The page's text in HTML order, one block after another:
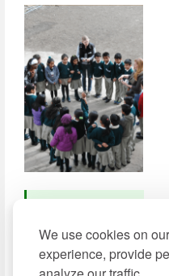
We use cookies on
experience, provide
(2014-2015,
flickr)